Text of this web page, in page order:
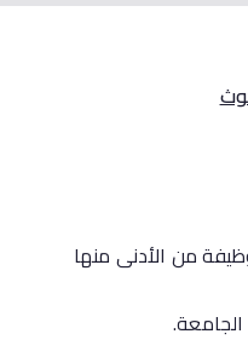
فى وظيفة من الأدنى منها
الجامعة.